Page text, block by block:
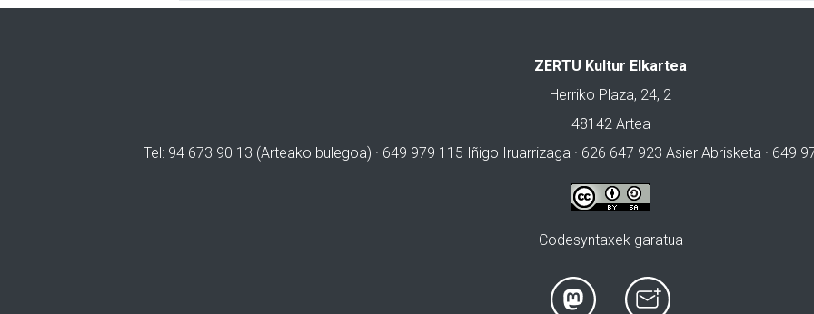
ZERTU Kultur Elkartea
Herriko Plaza, 24, 2
48142 Artea
Tel: 94 673 90 13 (Arteako bulegoa) · 649 979 115 Iñigo Iruarrizaga · 626 647 923 Asier Abrisketa · 649
Codesyntaxek garatua